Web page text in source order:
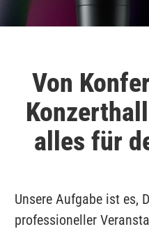
Von
alles für
Unsere Aufgabe ist es,
professioneller